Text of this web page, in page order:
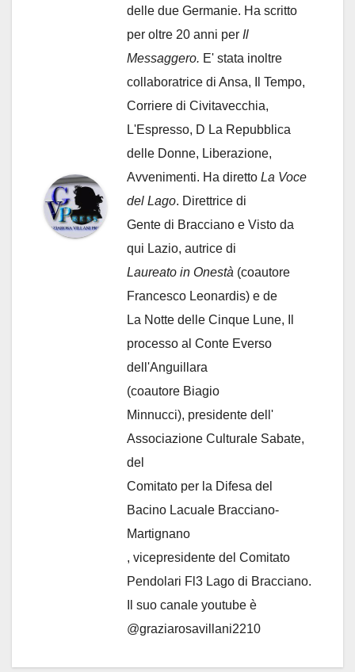
delle due Germanie. Ha scritto
per oltre 20 anni per Il
Messaggero. E' stata inoltre
collaboratrice di Ansa, Il Tempo,
Corriere di Civitavecchia,
L'Espresso, D La Repubblica
delle Donne, Liberazione,
Avvenimenti. Ha diretto La Voce
del Lago. Direttrice di
Gente di Bracciano e Visto da
qui Lazio, autrice di
Laureato in Onestà (coautore
Francesco Leonardis) e de
La Notte delle Cinque Lune, Il
processo al Conte Everso
dell'Anguillara
(coautore Biagio
Minnucci), presidente dell'
Associazione Culturale Sabate,
del
Comitato per la Difesa del
Bacino Lacuale Bracciano-
Martignano
, vicepresidente del Comitato
Pendolari Fl3 Lago di Bracciano.
Il suo canale youtube è
@graziarosavillani2210